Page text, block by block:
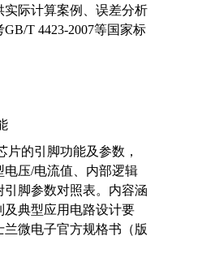
际计算案例、误差分析
T 4423-2007等国家标
片的引脚功能及参数，
压/电流值、内部逻辑
脚参数对照表。内容涵
典型应用电路设计要
微电子官方规格书（版